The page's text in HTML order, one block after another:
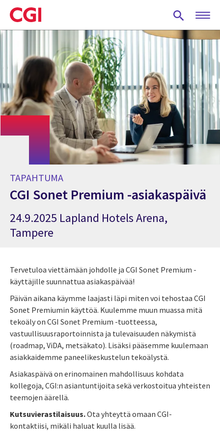
Skip
to
main
TAPAHTUMA
CGI Sonet Premium -asiakaspäivä
24.9.2025 Lapland Hotels Arena,
Tampere
Tervetuloa viettämään johdolle ja CGI Sonet Premium -
käyttäjille suunnattua asiakaspäivää!
Päivän aikana käymme laajasti läpi miten voi tehostaa CGI
Sonet Premiumin käyttöä. Kuulemme muun muassa mitä
tekoäly on CGI Sonet Premium -tuotteessa,
vastuullisuusraportoinnista ja tulevaisuuden näkymistä
(roadmap, ViDA, metsäkato). Lisäksi pääsemme kuulemaan
asiakkaidemme paneelikeskustelun tekoälystä.
Asiakaspäivä on erinomainen mahdollisuus kohdata
kollegoja, CGI:n asiantuntijoita sekä verkostoitua yhteisten
teemojen äärellä.
Kutsuvierastilaisuus.Ota yhteyttä omaan CGI-
kontaktiisi, mikäli haluat kuulla lisää.